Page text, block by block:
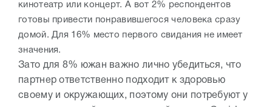
кинотеатр или концерт. А вот 2% респондентов
готовы привести понравившегося человека сразу
домой. Для 16% место первого свидания не имеет
значения.
Зато для 8% южан важно лично убедиться, что
партнер ответственно подходит к здоровью
своему и окружающих, поэтому они потребуют у